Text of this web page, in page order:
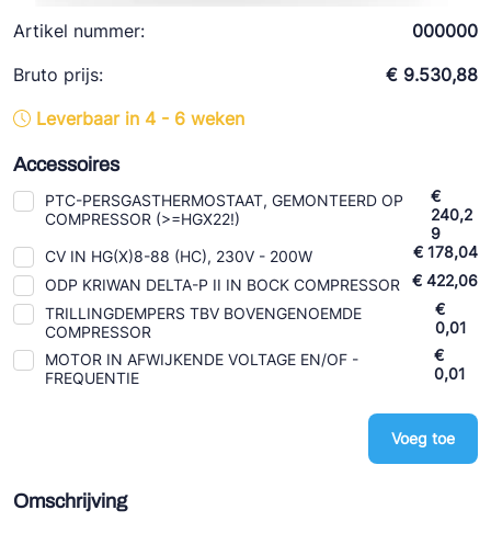
Artikel nummer:
000000
Bruto prijs:
€ 9.530,88
Leverbaar in 4 - 6 weken
Accessoires
PTC-PERSGASTHERMOSTAAT, GEMONTEERD OP
COMPRESSOR (>=HGX22!)
€
240,2
9
CV IN HG(X)8-88 (HC), 230V - 200W
€ 178,04
ODP KRIWAN DELTA-P II IN BOCK COMPRESSOR
€ 422,06
TRILLINGDEMPERS TBV BOVENGENOEMDE
COMPRESSOR
€
0,01
MOTOR IN AFWIJKENDE VOLTAGE EN/OF -
FREQUENTIE
€
0,01
Voeg toe
Omschrijving